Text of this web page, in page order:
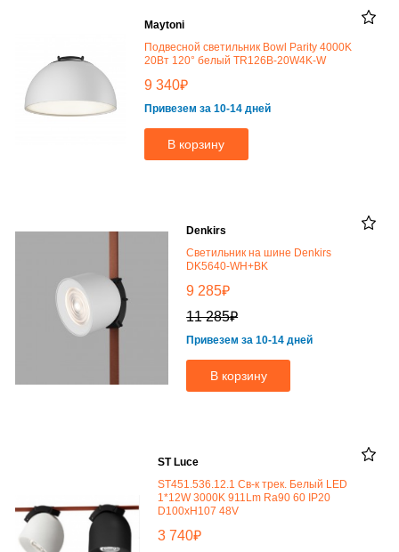
Maytoni
Подвесной светильник Bowl Parity 4000K
20Вт 120° белый TR126B-20W4K-W
9 340₽
Привезем за 10-14 дней
В корзину
Denkirs
Светильник на шине Denkirs
DK5640-WH+BK
9 285₽
11 285₽
Привезем за 10-14 дней
В корзину
ST Luce
ST451.536.12.1 Св-к трек. Белый LED
1*12W 3000K 911Lm Ra90 60 IP20
D100xH107 48V
3 740₽